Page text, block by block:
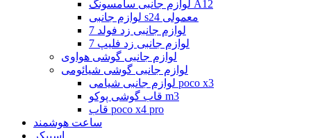
لوازم جانبی سامسونگ A12
لوازم جانبی s24 معمولی
لوازم جانبی زد فولد 7
لوازم جانبی زد فلیپ 7
لوازم جانبی گوشی هواوی
لوازم جانبی گوشی شیائومی
لوازم جانبی شیامی poco x3
قاب گوشی پوکو m3
قاب poco x4 pro
ساعت هوشمند
اسپیکر